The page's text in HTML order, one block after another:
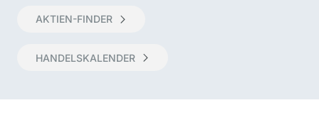
AKTIEN-FINDER
HANDELSKALENDER